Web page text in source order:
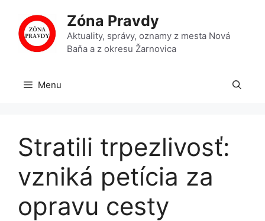
obsah
Zóna Pravdy
Aktuality, správy, oznamy z mesta Nová
Baňa a z okresu Žarnovica
Menu
Stratili trpezlivosť:
vzniká petícia za
opravu cesty